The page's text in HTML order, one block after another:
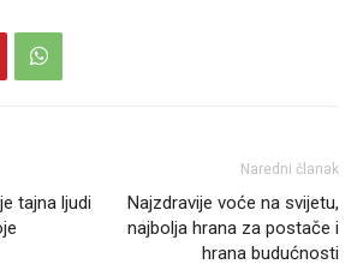
tajna ljudi
Naredni članak
Najzdravije voće na svijetu,
najbolja hrana za postače i
hrana budućnosti